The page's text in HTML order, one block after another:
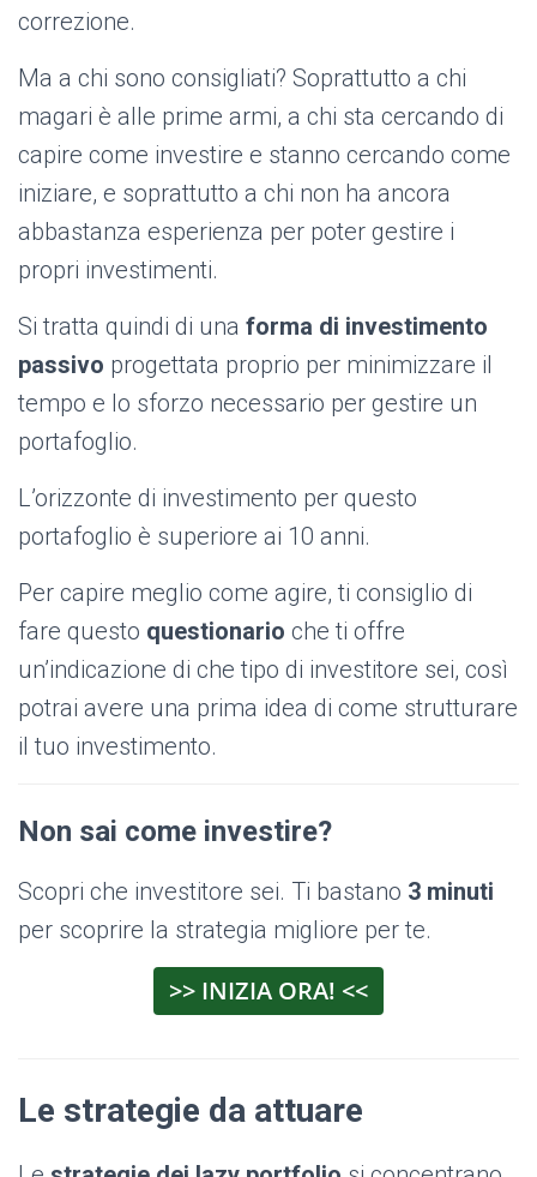
correzione.
Ma a chi sono consigliati? Soprattutto a chi
magari è alle prime armi, a chi sta cercando di
capire come investire e stanno cercando come
iniziare, e soprattutto a chi non ha ancora
abbastanza esperienza per poter gestire i
propri investimenti.
Si tratta quindi di una forma di investimento
passivo progettata proprio per minimizzare il
tempo e lo sforzo necessario per gestire un
portafoglio.
L’orizzonte di investimento per questo
portafoglio è superiore ai 10 anni.
Per capire meglio come agire, ti consiglio di
fare questo questionario che ti offre
un’indicazione di che tipo di investitore sei, così
potrai avere una prima idea di come strutturare
il tuo investimento.
Non sai come investire?
Scopri che investitore sei. Ti bastano 3 minuti
per scoprire la strategia migliore per te.
>> INIZIA ORA! <<
Le strategie da attuare